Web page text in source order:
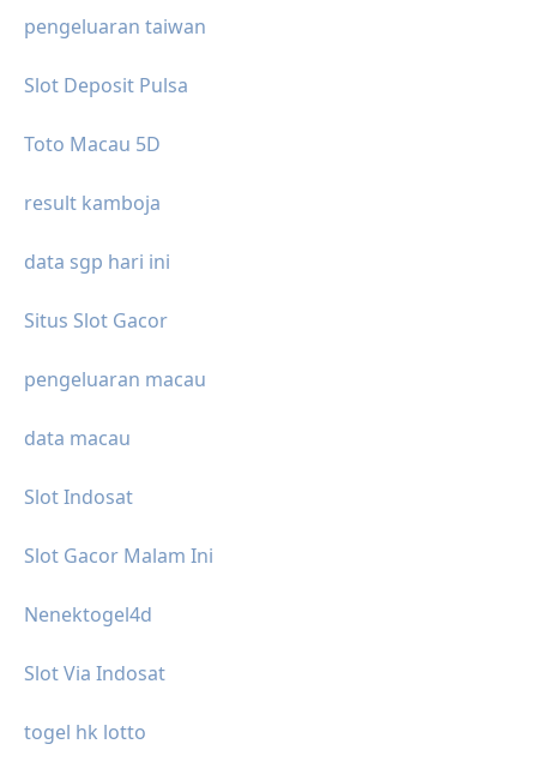
pengeluaran taiwan
Slot Deposit Pulsa
Toto Macau 5D
result kamboja
data sgp hari ini
Situs Slot Gacor
pengeluaran macau
data macau
Slot Indosat
Slot Gacor Malam Ini
Nenektogel4d
Slot Via Indosat
togel hk lotto